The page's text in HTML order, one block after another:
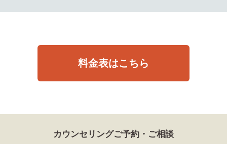
料金表はこちら
カウンセリングご予約・ご相談